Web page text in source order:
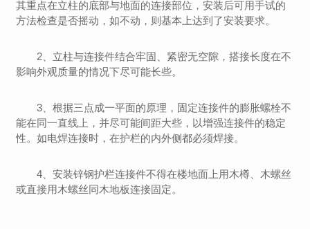
其重点在立柱的底部与地面的连接部位，安装后可用手试的
方法检查是否摇动，如不动，则基本上达到了安装要求。
2、立柱与连接件结合牢固、紧密无空隙，搭接长度在不
影响外观质量的情况下尽可能长些。
3、根据三点成一平面的原理，固定连接件的膨胀螺栓不
能在同一直线上，并尽可能间距大些，以增强连接件的稳定
性。如电焊连接时，在护栏的内外侧都必须焊接。
4、安装锌钢护栏连接件不得在楼地面上用木樽、木螺丝
或直接用木螺丝同木地板连接固定。